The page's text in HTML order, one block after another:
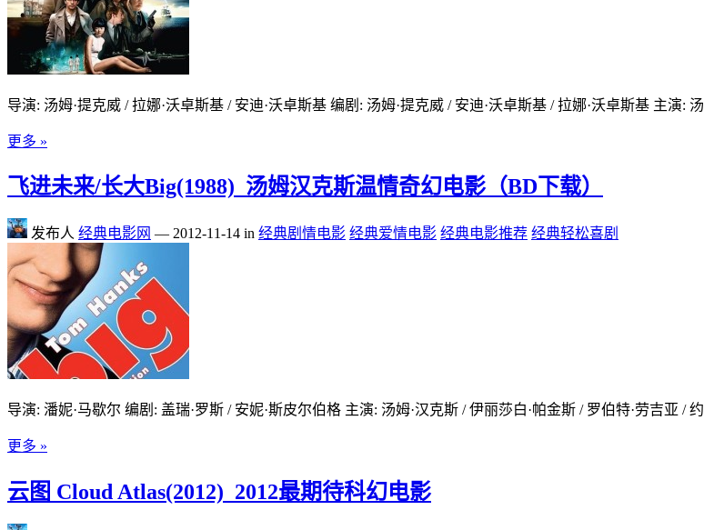
导演: 汤姆·提克威 / 拉娜·沃卓斯基 / 安迪·沃卓斯基 编剧: 汤姆·提克威 / 安迪·沃卓斯基 / 拉娜·沃卓斯基 主演:
更多 »
飞进未来/长大Big(1988)_汤姆汉克斯温情奇幻电影（BD下载）
发布人 经典电影网 — 2012-11-14 in 经典剧情电影 经典爱情电影 经典电影推荐 经典轻松喜剧
导演: 潘妮·马歇尔 编剧: 盖瑞·罗斯 / 安妮·斯皮尔伯格 主演: 汤姆·汉克斯 / 伊丽莎白·帕金斯 / 罗伯特·劳吉亚
更多 »
云图 Cloud Atlas(2012)_2012最期待科幻电影